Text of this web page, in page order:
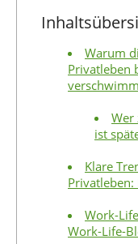
Warum
Privatleben
Wer
ist
Klare
Work-
Work-Life-